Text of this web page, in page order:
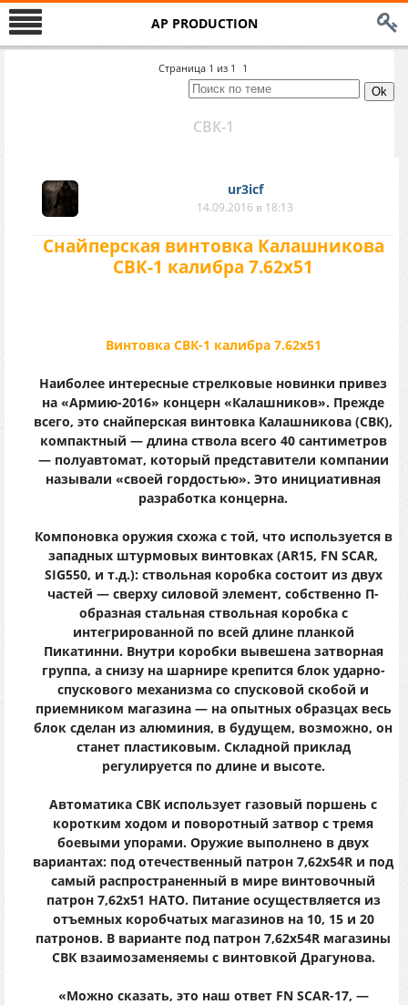
AP PRODUCTION
Страница 1 из 1 1
СВК-1
ur3icf
14.09.2016 в 18:13
Снайперская винтовка Калашникова
СВК-1 калибра 7.62х51
Винтовка СВК-1 калибра 7.62х51
Наиболее интересные стрелковые новинки привез
на «Армию-2016» концерн «Калашников». Прежде
всего, это снайперская винтовка Калашникова (СВК),
компактный — длина ствола всего 40 сантиметров
— полуавтомат, который представители компании
называли «своей гордостью». Это инициативная
разработка концерна.
Компоновка оружия схожа с той, что используется в
западных штурмовых винтовках (AR15, FN SCAR,
SIG550, и т.д.): ствольная коробка состоит из двух
частей — сверху силовой элемент, собственно П-
образная стальная ствольная коробка с
интегрированной по всей длине планкой
Пикатинни. Внутри коробки вывешена затворная
группа, а снизу на шарнире крепится блок ударно-
спускового механизма со спусковой скобой и
приемником магазина — на опытных образцах весь
блок сделан из алюминия, в будущем, возможно, он
станет пластиковым. Складной приклад
регулируется по длине и высоте.
Автоматика СВК использует газовый поршень с
коротким ходом и поворотный затвор с тремя
боевыми упорами. Оружие выполнено в двух
вариантах: под отечественный патрон 7,62х54R и под
самый распространенный в мире винтовочный
патрон 7,62х51 НАТО. Питание осуществляется из
отъемных коробчатых магазинов на 10, 15 и 20
патронов. В варианте под патрон 7,62х54R магазины
СВК взаимозаменяемы с винтовкой Драгунова.
«Можно сказать, это наш ответ FN SCAR-17, —